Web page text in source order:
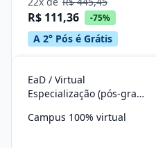
R$ 111,36 -75%
A 2° Pós é Grátis
EaD / Virtual
Especialização (pós-graduação)
Campus 100% virtual